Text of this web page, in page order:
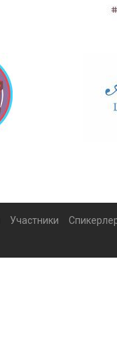
Участники